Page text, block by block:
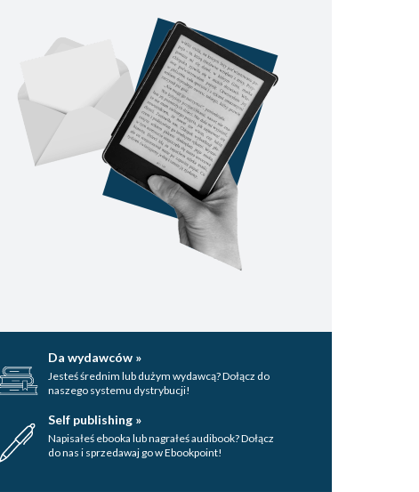
Da wydawców »
Jesteś średnim lub dużym wydawcą? Dołącz do
naszego systemu dystrybucji!
Self publishing »
Napisałeś ebooka lub nagrałeś audibook? Dołącz
do nas i sprzedawaj go w Ebookpoint!